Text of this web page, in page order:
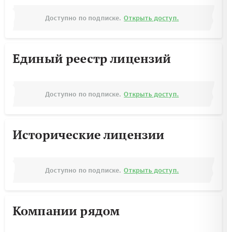
Доступно по подписке. Открыть доступ.
Единый реестр лицензий
Доступно по подписке. Открыть доступ.
Исторические лицензии
Доступно по подписке. Открыть доступ.
Компании рядом